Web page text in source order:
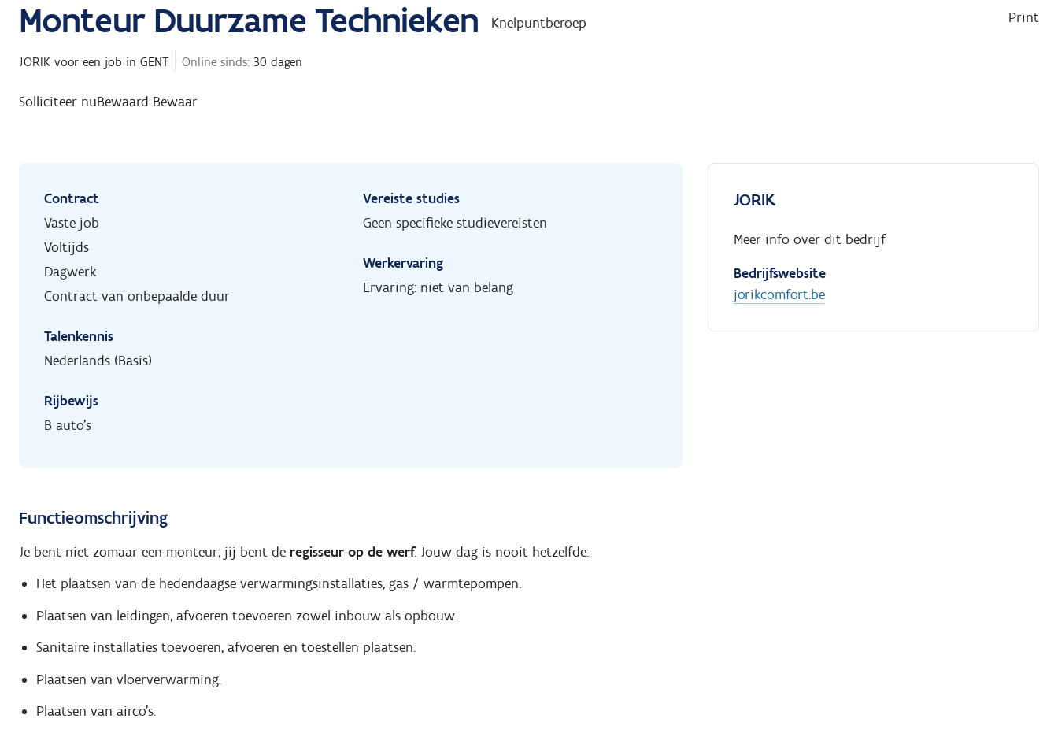
Monteur Duurzame Technieken Knelpuntberoep Print
JORIK voor een job in GENT Online sinds: 30 dagen
Solliciteer nuBewaard Bewaar
Contract
Vaste job
Voltijds
Dagwerk
Contract van onbepaalde duur
Talenkennis
Nederlands (Basis)
Rijbewijs
B auto's
Vereiste studies
Geen specifieke studievereisten
Werkervaring
Ervaring: niet van belang
Functieomschrijving
Je bent niet zomaar een monteur; jij bent de regisseur op de werf. Jouw dag is nooit hetzelfde:
Het plaatsen van de hedendaagse verwarmingsinstallaties, gas / warmtepompen.
Plaatsen van leidingen, afvoeren toevoeren zowel inbouw als opbouw.
Sanitaire installaties toevoeren, afvoeren en toestellen plaatsen.
Plaatsen van vloerverwarming.
Plaatsen van airco's.
JORIK
Meer info over dit bedrijf
Bedrijfswebsite
jorikcomfort.be